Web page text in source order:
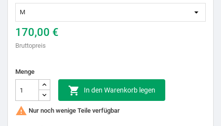
170,00 €
Bruttopreis
Menge
 In den Warenkorb legen
 Nur noch wenige Teile verfügbar